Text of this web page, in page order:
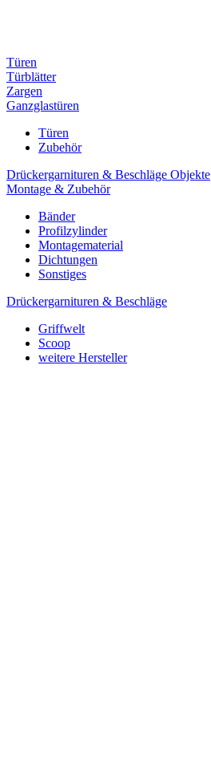
Türen
Türblätter
Zargen
Ganzglastüren
Türen
Zubehör
Drückergarnituren & Beschläge Objekte
Montage & Zubehör
Bänder
Profilzylinder
Montagematerial
Dichtungen
Sonstiges
Drückergarnituren & Beschläge
Griffwelt
Scoop
weitere Hersteller